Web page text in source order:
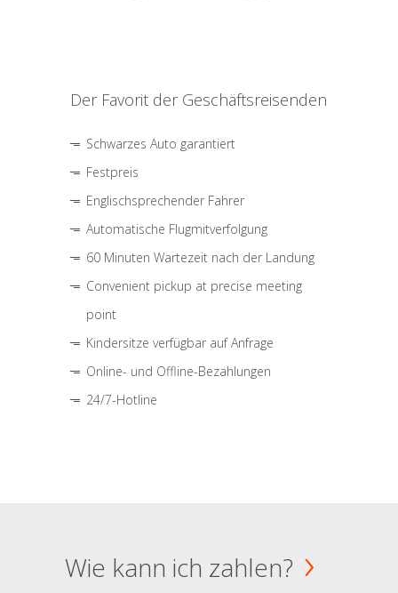
Der Favorit der Geschäftsreisenden
Schwarzes Auto garantiert
Festpreis
Englischsprechender Fahrer
Automatische Flugmitverfolgung
60 Minuten Wartezeit nach der Landung
Convenient pickup at precise meeting
point
Kindersitze verfügbar auf Anfrage
Online- und Offline-Bezahlungen
24/7-Hotline
Wie kann ich zahlen?